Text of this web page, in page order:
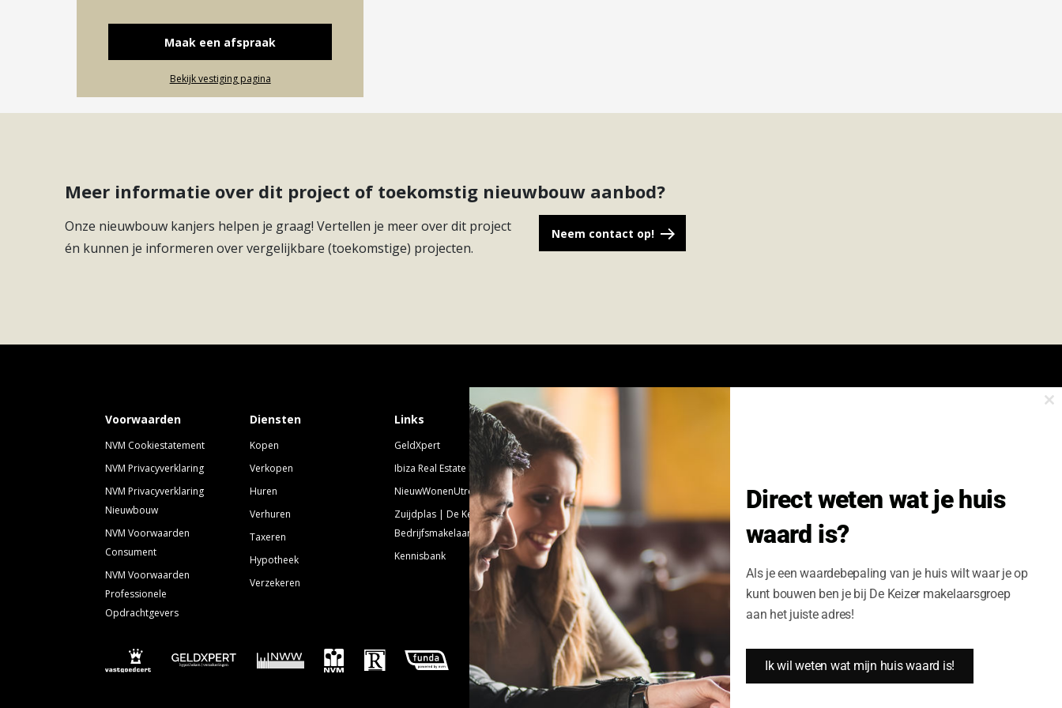
Maak een afspraak
Bekijk vestiging pagina
Meer informatie over dit project of toekomstig nieuwbouw aanbod?
Onze nieuwbouw kanjers helpen je graag! Vertellen je meer over dit project
én kunnen je informeren over vergelijkbare (toekomstige) projecten.
Neem contact op!
Voorwaarden
NVM Cookiestatement
NVM Privacyverklaring
NVM Privacyverklaring
Nieuwbouw
NVM Voorwaarden
Consument
NVM Voorwaarden
Professionele
Opdrachtgevers
Diensten
Kopen
Verkopen
Huren
Verhuren
Taxeren
Hypotheek
Verzekeren
Links
GeldXpert
Ibiza Real Estate BDK
NieuwWonenUtrecht
Zuijdplas | De Keizer
Bedrijfsmakelaars
Kennisbank
Schrijf je in voor onze nieuwsbrief.
Nieuwsbrief Nieuwbouw
Emailadres: Volledige Naam:
Schrijf me nu in
Volg ons!
Direct weten wat je huis
waard is?
Als je een waardebepaling van je huis wilt waar je op
kunt bouwen ben je bij De Keizer makelaarsgroep
aan het juiste adres!
Ik wil weten wat mijn huis waard is!